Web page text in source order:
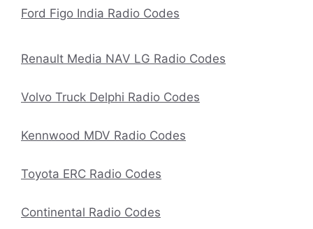
Ford Figo India Radio Codes
Renault Media NAV LG Radio Codes
Volvo Truck Delphi Radio Codes
Kennwood MDV Radio Codes
Toyota ERC Radio Codes
Continental Radio Codes